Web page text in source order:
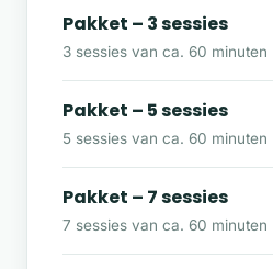
maak ik een inschatting
Daarna bepaal jij of je
wilt starten.
Wat kun je
Directe en eerlijke
Praktische en
Pakket – 3 sessies
3 sessies van ca. 60 minuten
Pakket – 5 sessies
5 sessies van ca. 60 minuten
Pakket – 7 sessies
7 sessies van ca. 60 minuten